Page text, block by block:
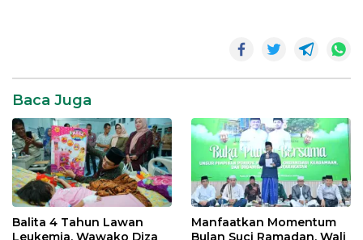
Pemerintahan
SR28
Baca Juga
Balita 4 Tahun Lawan
Leukemia, Wawako Diza
Manfaatkan Momentum
Bulan Suci Ramadan, Wali